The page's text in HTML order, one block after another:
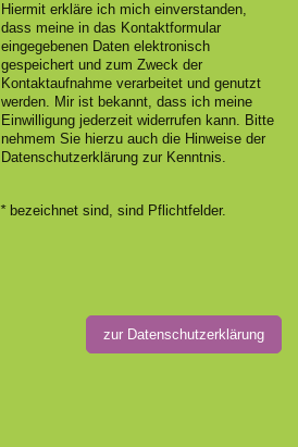
Hiermit erkläre ich mich einverstanden,
dass meine in das Kontaktformular
eingegebenen Daten elektronisch
gespeichert und zum Zweck der
Kontaktaufnahme verarbeitet und genutzt
werden. Mir ist bekannt, dass ich meine
Einwilligung jederzeit widerrufen kann. Bitte
nehmem Sie hierzu auch die Hinweise der
Datenschutzerklärung zur Kenntnis.
*bezeichnet sind, sind Pflichtfelder.
zur Datenschutzerklärung